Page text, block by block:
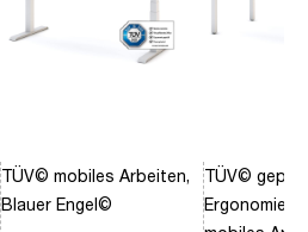
TÜV© mobiles Arbeiten,
Blauer Engel©
TÜV©
Ergonomie,